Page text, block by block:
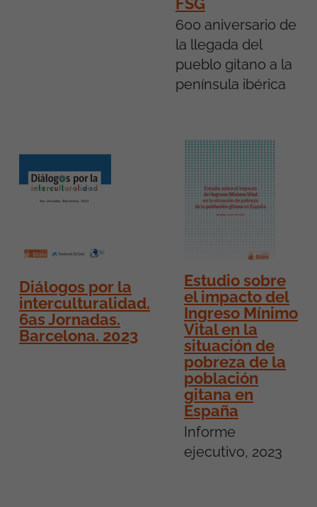
FSG
600 aniversario de
la llegada del
pueblo gitano a la
península ibérica
Diálogos por la
interculturalidad.
6as Jornadas.
Barcelona. 2023
Estudio sobre
el impacto del
Ingreso Mínimo
Vital en la
situación de
pobreza de la
población
gitana en
España
Informe
ejecutivo, 2023